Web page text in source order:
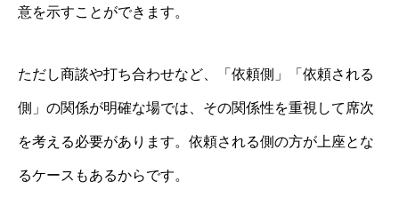
意を示すことができます。
ただし商談や打ち合わせなど、「依頼側」「依頼される
側」の関係が明確な場では、その関係性を重視して席次
を考える必要があります。依頼される側の方が上座とな
るケースもあるからです。